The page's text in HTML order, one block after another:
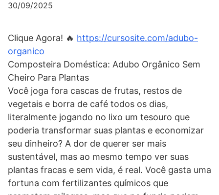
30/09/2025
Clique Agora! 🔥 https://cursosite.com/adubo-
organico
Composteira Doméstica: Adubo Orgânico Sem
Cheiro Para Plantas
Você joga fora cascas de frutas, restos de
vegetais e borra de café todos os dias,
literalmente jogando no lixo um tesouro que
poderia transformar suas plantas e economizar
seu dinheiro? A dor de querer ser mais
sustentável, mas ao mesmo tempo ver suas
plantas fracas e sem vida, é real. Você gasta uma
fortuna com fertilizantes químicos que